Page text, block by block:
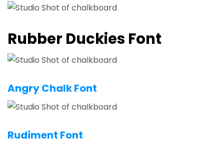
Rubber Duckies Font
Angry Chalk Font
Rudiment Font